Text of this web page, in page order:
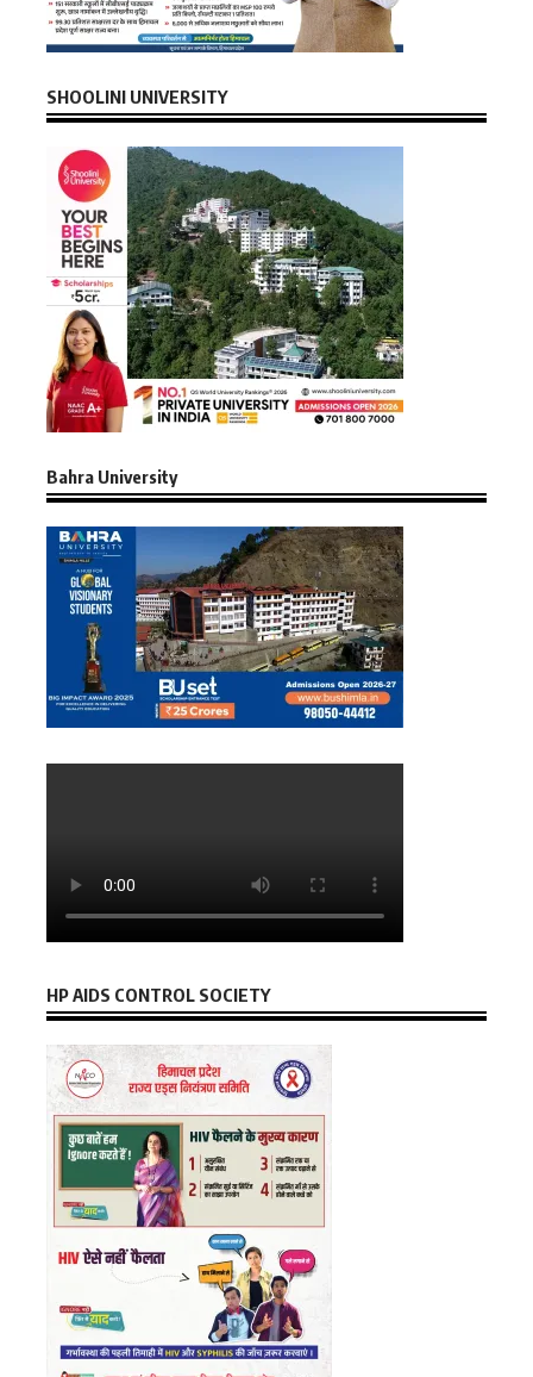
SHOOLINI UNIVERSITY
Bahra University
HP AIDS CONTROL SOCIETY